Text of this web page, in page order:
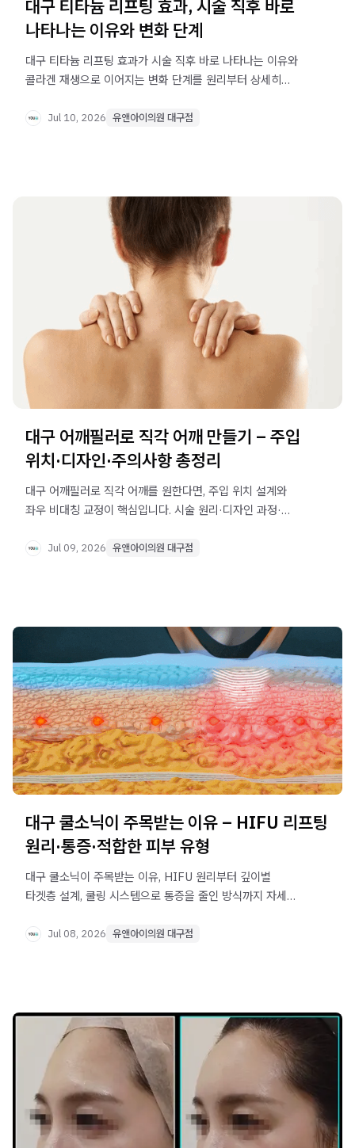
대구 티타늄 리프팅 효과, 시술 직후 바로
나타나는 이유와 변화 단계
대구 티타늄 리프팅 효과가 시술 직후 바로 나타나는 이유와
콜라겐 재생으로 이어지는 변화 단계를 원리부터 상세히
시술과의 비교까지 확인하세요.
Jul 10, 2026 유앤아이의원 대구점
대구 어깨필러로 직각 어깨 만들기 – 주입
위치·디자인·주의사항 총정리
대구 어깨필러로 직각 어깨를 원한다면, 주입 위치 설계와
좌우 비대칭 교정이 핵심입니다. 시술 원리·디자인 과정·
Jul 09, 2026 유앤아이의원 대구점
대구 쿨소닉이 주목받는 이유 – HIFU 리프팅
원리·통증·적합한 피부 유형
대구 쿨소닉이 주목받는 이유, HIFU 원리부터 깊이별
타겟층 설계, 쿨링 시스템으로 통증을 줄인 방식까지 자세히
확인하세요.
Jul 08, 2026 유앤아이의원 대구점